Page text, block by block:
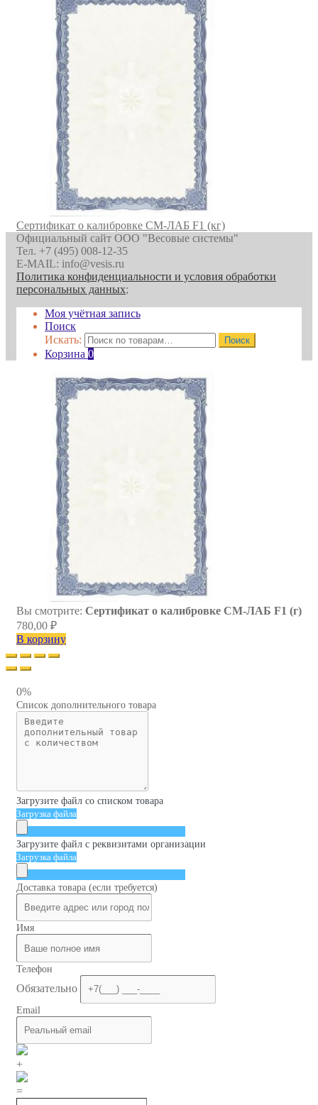
Сертификат о калибровке СМ-ЛАБ F1 (кг)
Официальный сайт ООО "Весовые системы"
Тел. +7 (495) 008-12-35
E-MAIL: info@vesis.ru
Политика конфиденциальности и условия обработки
персональных данных;
Моя учётная запись
Поиск
Искать:
Поиск
Корзина 0
Вы смотрите: Сертификат о калибровке СМ-ЛАБ F1 (г)
780,00 ₽
В корзину
0%
Список дополнительного товара
Загрузите файл со списком товара
Загрузка файла
Загрузите файл с реквизитами организации
Загрузка файла
Доставка товара (если требуется)
Имя
Телефон
Обязательно
Email
+
=